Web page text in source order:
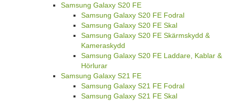
Samsung Galaxy S20 FE
Samsung Galaxy S20 FE Fodral
Samsung Galaxy S20 FE Skal
Samsung Galaxy S20 FE Skärmskydd &
Kameraskydd
Samsung Galaxy S20 FE Laddare, Kablar &
Hörlurar
Samsung Galaxy S21 FE
Samsung Galaxy S21 FE Fodral
Samsung Galaxy S21 FE Skal